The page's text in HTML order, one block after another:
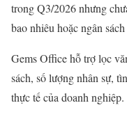
trong Q3/2026 nhưng
bao nhiêu hoặc ngân
Gems Office hỗ trợ lọc
sách, số lượng nhân sự,
thực tế của doanh nghiệp.